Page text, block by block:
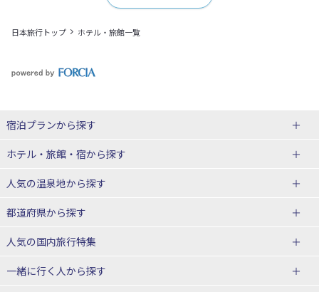
日本旅行トップ ホテル・旅館一覧
宿泊プランから探す
北海道
東北
青森県
宮城県
山形県
ホテル・旅館・宿から探す
北海道ホテル・旅館
青森県ホテル・旅館
宮城県ホテル・旅館
人気の温泉地から探す
北海道
湯の川温泉(北海道)
十勝川温泉(北海道)
都道府県から探す
北海道旅行・ツアー
人気の国内旅行特集
東京ディズニーリゾート®への旅
ユニバーサル・スタジオ・ジャパ
一緒に行く人から探す